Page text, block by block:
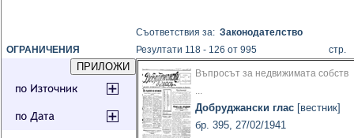
ОГРАНИЧЕНИЯ
Съответствия за:Законодателство
Резултати 118 - 126 от 995
Въпросът за недвижимата собств
...
Добруджански глас [вестник]
бр. 395, 27/02/1941